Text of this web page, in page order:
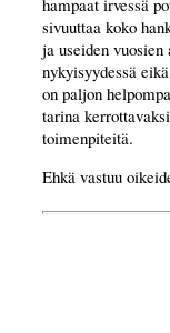
hampaat irvessä
sivuuttaa koko
ja useiden
nykyisyydessä
on paljon
tarina
toimenpiteitä.
Ehkä vastuu